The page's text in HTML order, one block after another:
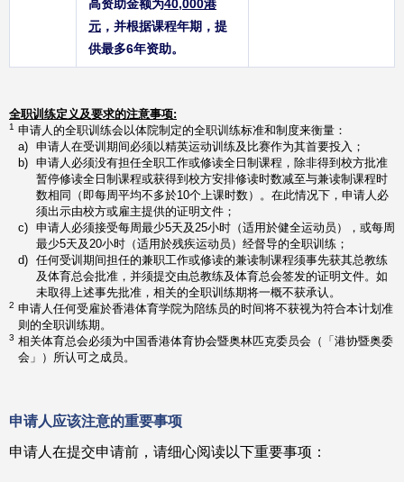
高资助金额为40,000港
元 ，并根据课程年期，提
供最多6年资助。
全职训练定义及要求的注意事项:
1 申请人的全职训练会以体院制定的全职训练标准和制度来衡量：
a) 申请人在受训期间必须以精英运动训练及比赛作为其首要投入；
b) 申请人必须没有担任全职工作或修读全日制课程，除非得到校方批准
暂停修读全日制课程或获得到校方安排修读时数减至与兼读制课程时
数相同（即每周平均不多於10个上课时数）。在此情况下，申请人必
须出示由校方或雇主提供的证明文件；
c) 申请人必须接受每周最少5天及25小时（适用於健全运动员），或每周
最少5天及20小时（适用於残疾运动员）经督导的全职训练；
d) 任何受训期间担任的兼职工作或修读的兼读制课程须事先获其总教练
及体育总会批准，并须提交由总教练及体育总会签发的证明文件。如
未取得上述事先批准，相关的全职训练期将一概不获承认。
2 申请人任何受雇於香港体育学院为陪练员的时间将不获视为符合本计划准
则的全职训练期。
3 相关体育总会必须为中国香港体育协会暨奥林匹克委员会（「港协暨奥委
会」）所认可之成员。
申请人应该注意的重要事项
申请人在提交申请前，请细心阅读以下重要事项：